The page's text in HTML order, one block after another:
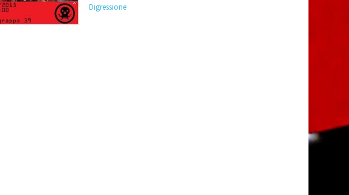
Digressione